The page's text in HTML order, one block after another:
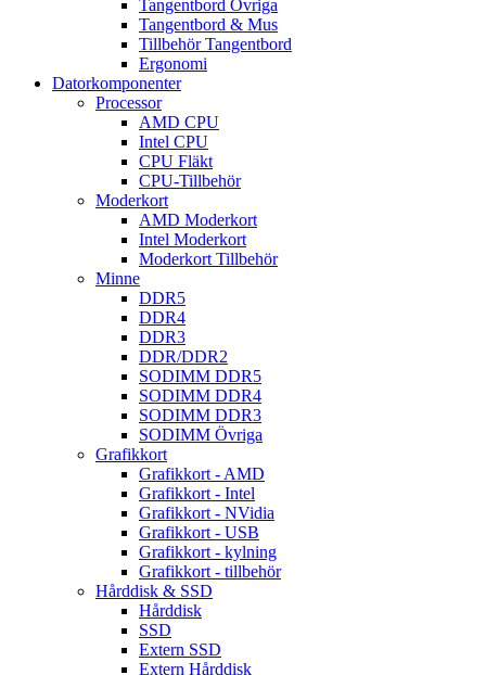
Tangentbord Övriga
Tangentbord & Mus
Tillbehör Tangentbord
Ergonomi
Datorkomponenter
Processor
AMD CPU
Intel CPU
CPU Fläkt
CPU-Tillbehör
Moderkort
AMD Moderkort
Intel Moderkort
Moderkort Tillbehör
Minne
DDR5
DDR4
DDR3
DDR/DDR2
SODIMM DDR5
SODIMM DDR4
SODIMM DDR3
SODIMM Övriga
Grafikkort
Grafikkort - AMD
Grafikkort - Intel
Grafikkort - NVidia
Grafikkort - USB
Grafikkort - kylning
Grafikkort - tillbehör
Hårddisk & SSD
Hårddisk
SSD
Extern SSD
Extern Hårddisk